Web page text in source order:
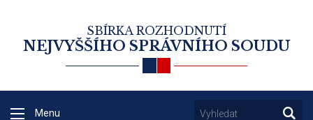
SBÍRKA ROZHODNUTÍ
NEJVYŠŠÍHO SPRÁVNÍHO SOUDU
Menu